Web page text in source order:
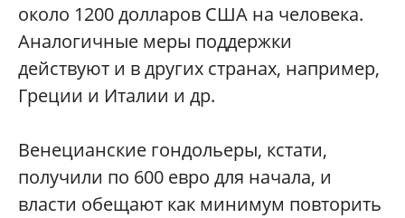
около 1200 долларов США на человека.
Аналогичные меры поддержки
действуют и в других странах, например,
Греции и Италии и др.
Венецианские гондольеры, кстати,
получили по 600 евро для начала, и
власти обещают как минимум повторить